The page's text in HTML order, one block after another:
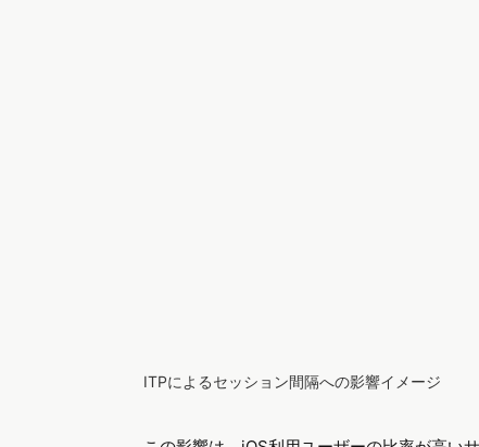
ITPによるセッション間隔への影響イメージ